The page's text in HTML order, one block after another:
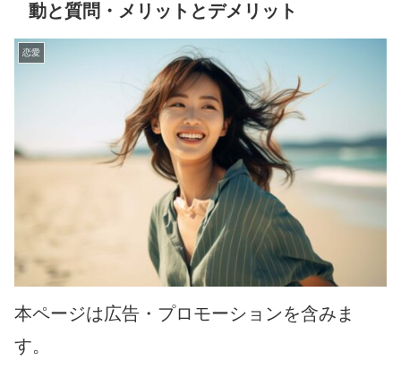
動と質問・メリットとデメリット
恋愛
本ページは広告・プロモーションを含みま
す。